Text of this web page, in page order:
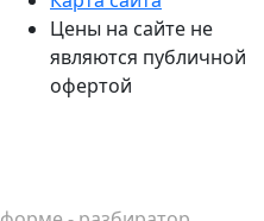
Цены на сайте не
являются публичной
офертой